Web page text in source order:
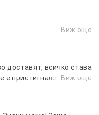
Виж още
доставят, всичко става
е пристигнало.
Виж още